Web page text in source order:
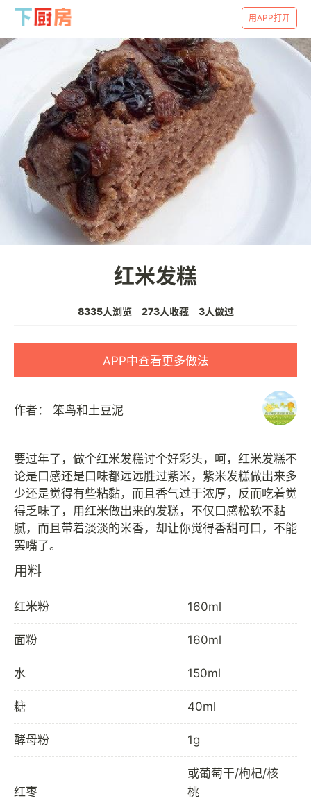
用APP打开
红米发糕
8335人浏览 273人收藏 3人做过
APP中查看更多做法
作者： 笨鸟和土豆泥
要过年了，做个红米发糕讨个好彩头，呵，红米发糕不
论是口感还是口味都远远胜过紫米，紫米发糕做出来多
少还是觉得有些粘黏，而且香气过于浓厚，反而吃着觉
得乏味了，用红米做出来的发糕，不仅口感松软不黏
腻，而且带着淡淡的米香，却让你觉得香甜可口，不能
用料
红米粉 160ml
面粉 160ml
水 150ml
糖 40ml
酵母粉 1g
红枣
或葡萄干/枸杞/核
桃